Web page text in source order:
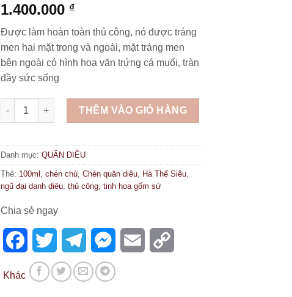
1.400.000 ₫
Được làm hoàn toàn thủ công, nó được tráng
men hai mặt trong và ngoài, mặt tráng men
bên ngoài có hình hoa văn trứng cá muối, tràn
đầy sức sống
CHÉN CHỦ QUÂN DIÊU QT12 số lượng
THÊM VÀO GIỎ HÀNG
Danh mục: QUÂN DIÊU
Thẻ: 100ml chén chủ Chén quân diêu Hà Thế Siêu
ngũ đại danh diêu thủ công tinh hoa gốm sứ
Chia sẻ ngay
FacebookTwitter TelegramMessenger
Email
Khác